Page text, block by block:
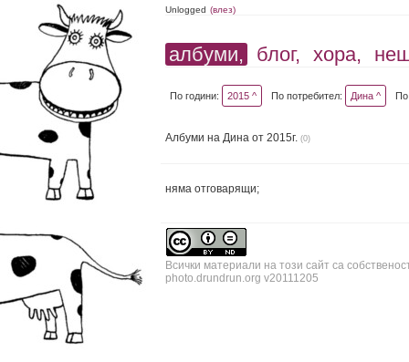
Unlogged (влез)
албуми, блог, хора,
По години: 2015 ^ По потребител: Дина ^
Албуми на Дина от 2015г. (0)
няма отговарящи;
Всички материали на този сайт са
photo.drundrun.org v20111205